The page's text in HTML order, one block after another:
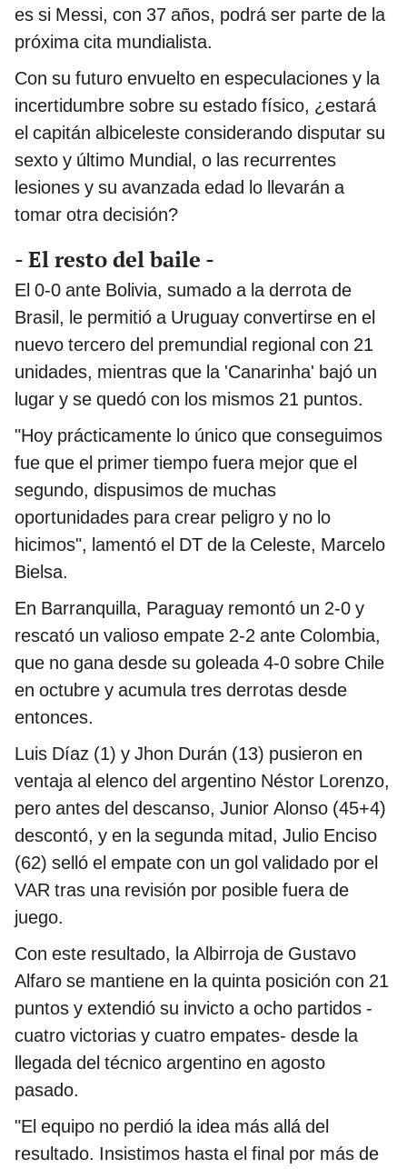
es si Messi, con 37 años, podrá ser parte de la
próxima cita mundialista.
Con su futuro envuelto en especulaciones y la
incertidumbre sobre su estado físico, ¿estará
el capitán albiceleste considerando disputar su
sexto y último Mundial, o las recurrentes
lesiones y su avanzada edad lo llevarán a
tomar otra decisión?
- El resto del baile -
El 0-0 ante Bolivia, sumado a la derrota de
Brasil, le permitió a Uruguay convertirse en el
nuevo tercero del premundial regional con 21
unidades, mientras que la 'Canarinha' bajó un
lugar y se quedó con los mismos 21 puntos.
"Hoy prácticamente lo único que conseguimos
fue que el primer tiempo fuera mejor que el
segundo, dispusimos de muchas
oportunidades para crear peligro y no lo
hicimos", lamentó el DT de la Celeste, Marcelo
Bielsa.
En Barranquilla, Paraguay remontó un 2-0 y
rescató un valioso empate 2-2 ante Colombia,
que no gana desde su goleada 4-0 sobre Chile
en octubre y acumula tres derrotas desde
entonces.
Luis Díaz (1) y Jhon Durán (13) pusieron en
ventaja al elenco del argentino Néstor Lorenzo,
pero antes del descanso, Junior Alonso (45+4)
descontó, y en la segunda mitad, Julio Enciso
(62) selló el empate con un gol validado por el
VAR tras una revisión por posible fuera de
juego.
Con este resultado, la Albirroja de Gustavo
Alfaro se mantiene en la quinta posición con 21
puntos y extendió su invicto a ocho partidos -
cuatro victorias y cuatro empates- desde la
llegada del técnico argentino en agosto
pasado.
"El equipo no perdió la idea más allá del
resultado. Insistimos hasta el final por más de